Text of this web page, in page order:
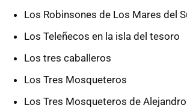
Los Robinsones de Los Mares del
Los Teleñecos en la isla del tesoro
Los tres caballeros
Los Tres Mosqueteros
Los Tres Mosqueteros de